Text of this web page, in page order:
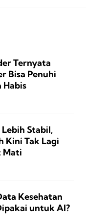
Ternyata
Bisa Penuhi
Habis
Stabil,
Kini Tak Lagi
Mati
Kesehatan
untuk AI?